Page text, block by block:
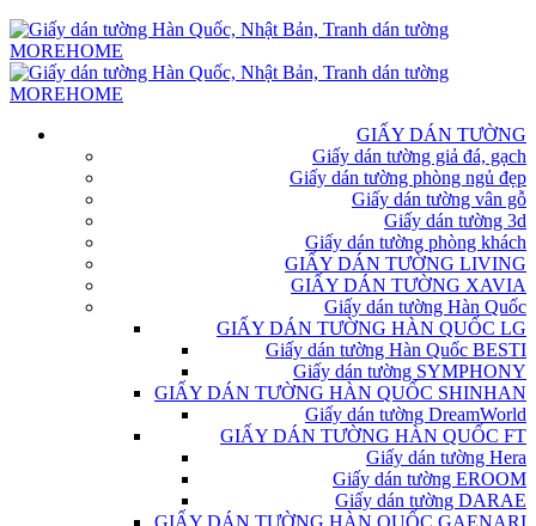
GIẤY DÁN TƯỜNG
Giấy dán tường giả đá, gạch
Giấy dán tường phòng ngủ đẹp
Giấy dán tường vân gỗ
Giấy dán tường 3d
Giấy dán tường phòng khách
GIẤY DÁN TƯỜNG LIVING
GIẤY DÁN TƯỜNG XAVIA
Giấy dán tường Hàn Quốc
GIẤY DÁN TƯỜNG HÀN QUỐC LG
Giấy dán tường Hàn Quốc BESTI
Giấy dán tường SYMPHONY
GIẤY DÁN TƯỜNG HÀN QUỐC SHINHAN
Giấy dán tường DreamWorld
GIẤY DÁN TƯỜNG HÀN QUỐC FT
Giấy dán tường Hera
Giấy dán tường EROOM
Giấy dán tường DARAE
GIẤY DÁN TƯỜNG HÀN QUỐC GAENARI